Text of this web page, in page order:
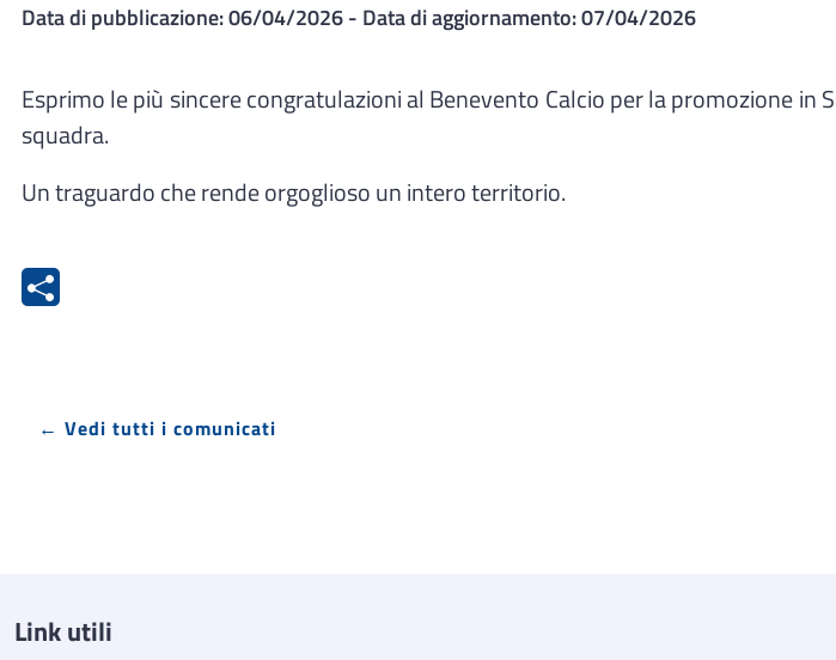
Data di pubblicazione:06/04/2026- Data di aggiornamento:07/04/2026
Esprimo le più sincere congratulazioni al Benevento Calcio per la promozione
squadra.
Un traguardo che rende orgoglioso un intero territorio.
← Vedi tutti i comunicati
Link utili